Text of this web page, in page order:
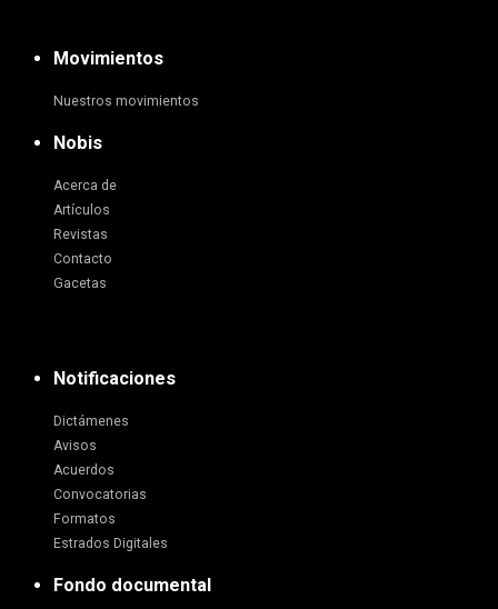
Movimientos
Nuestros movimientos
Nobis
Acerca de
Artículos
Revistas
Contacto
Gacetas
Notificaciones
Dictámenes
Avisos
Acuerdos
Convocatorias
Formatos
Estrados Digitales
Fondo documental